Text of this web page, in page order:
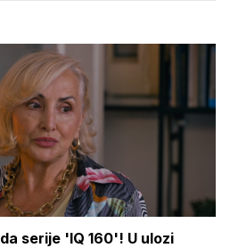
serije 'IQ 160'! U ulozi